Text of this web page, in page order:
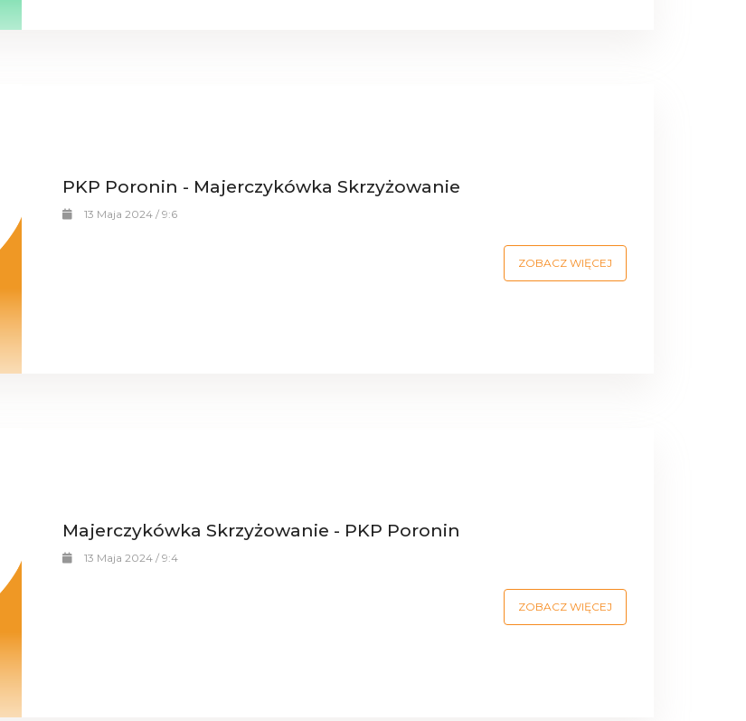
PKP Poronin - Majerczykówka Skrzyżowanie
13 Maja 2024 / 9:6
ZOBACZ WIĘCEJ
Majerczykówka Skrzyżowanie - PKP Poronin
13 Maja 2024 / 9:4
ZOBACZ WIĘCEJ